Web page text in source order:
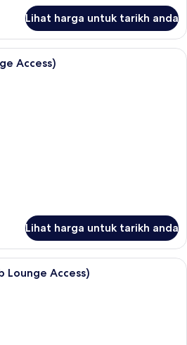
Lihat harga untuk tarikh anda
Deluxe Room (Club Lounge Access)
Access)
Lihat harga untuk tarikh anda
Suite, Non Smoking (Club Lounge
Lounge Access)